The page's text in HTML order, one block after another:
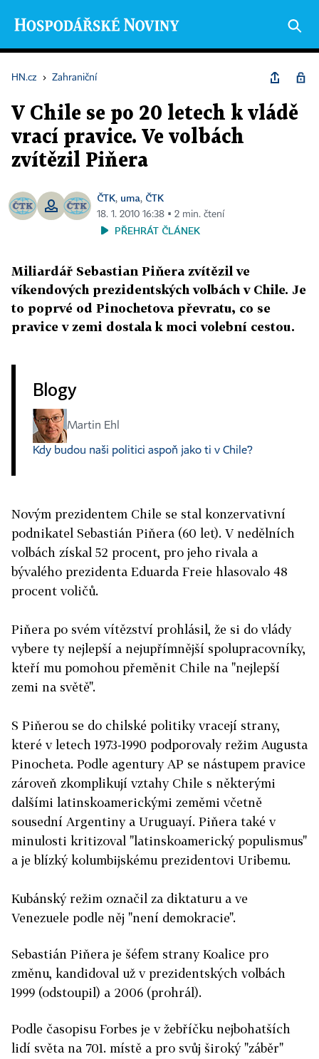
HN.cz › Zahraniční
V Chile se po 20 letech k vládě
vrací pravice. Ve volbách
zvítězil Piňera
ČTK, uma, ČTK
18. 1. 2010 16:38 ▪ 2 min. čtení
PŘEHRÁT ČLÁNEK
Miliardář Sebastian Piňera zvítězil ve
víkendových prezidentských volbách v Chile. Je
to poprvé od Pinochetova převratu, co se
pravice v zemi dostala k moci volební cestou.
Blogy
Martin Ehl
Kdy budou naši politici aspoň jako ti v Chile?
Novým prezidentem Chile se stal konzervativní
podnikatel Sebastián Piňera (60 let). V nedělních
volbách získal 52 procent, pro jeho rivala a
bývalého prezidenta Eduarda Freie hlasovalo 48
procent voličů.
Piňera po svém vítězství prohlásil, že si do vlády
vybere ty nejlepší a nejupřímnější spolupracovníky,
kteří mu pomohou přeměnit Chile na "nejlepší
zemi na světě".
S Piňerou se do chilské politiky vracejí strany,
které v letech 1973-1990 podporovaly režim Augusta
Pinocheta. Podle agentury AP se nástupem pravice
zároveň zkomplikují vztahy Chile s některými
dalšími latinskoamerickými zeměmi včetně
sousední Argentiny a Uruguayí. Piňera také v
minulosti kritizoval "latinskoamerický populismus"
a je blízký kolumbijskému prezidentovi Uribemu.
Kubánský režim označil za diktaturu a ve
Venezuele podle něj "není demokracie".
Sebastián Piňera je šéfem strany Koalice pro
změnu, kandidoval už v prezidentských volbách
1999 (odstoupil) a 2006 (prohrál).
Podle časopisu Forbes je v žebříčku nejbohatších
lidí světa na 701. místě a pro svůj široký "záběr"